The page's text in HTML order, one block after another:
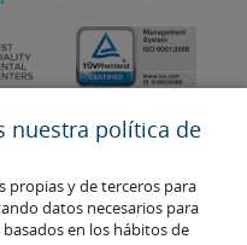
nuestra política de
propias y de terceros para
datos necesarios para
en los hábitos de